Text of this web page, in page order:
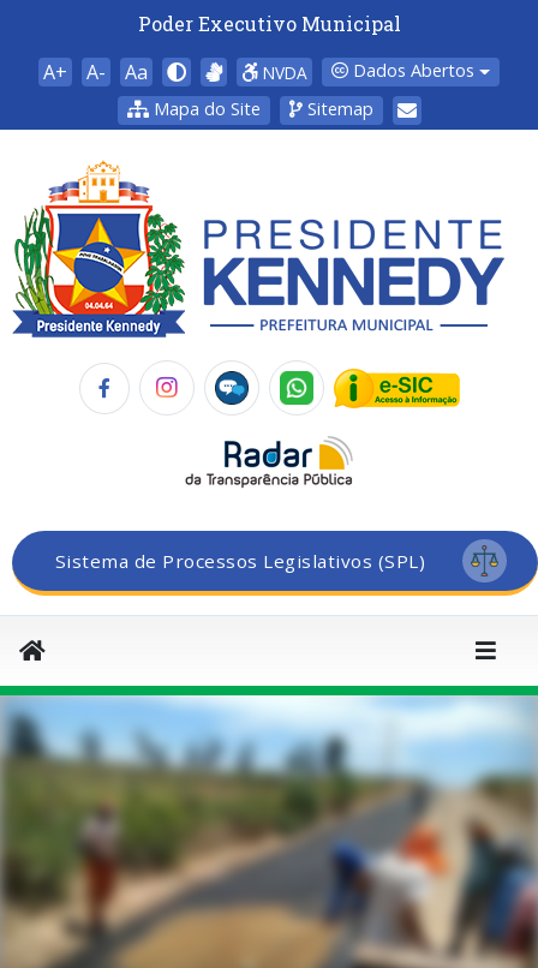
Poder Executivo Municipal
A+ A- Aa NVDA
Dados Abertos
Mapa do Site
Sitemap
Sistema de Processos Legislativos (SPL)